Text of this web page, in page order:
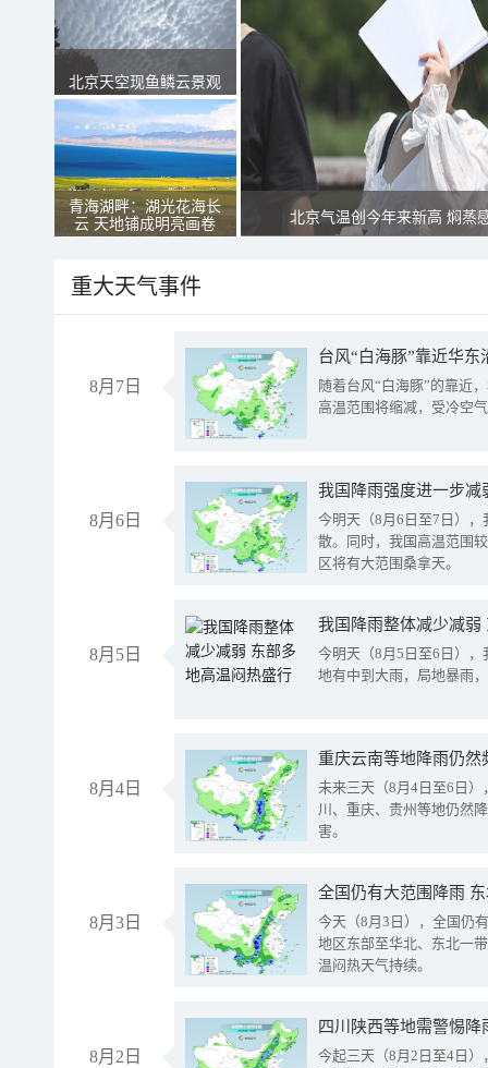
北京天空现鱼鳞云景观
青海湖畔：湖光花海长
云 天地铺成明亮画卷
北京气温创今年来新高 焖蒸
重大天气事件
8月7日
台风“白海豚”靠近华
随着台风“白海豚”的靠近
高温范围将缩减，受冷空
8月6日
今明天（8月6日至7日）
散。同时，我国高温范围
区将有大范围桑拿天。
8月5日
我国降雨整体减少减弱
今明天（8月5日至6日）
地有中到大雨，局地暴雨
8月4日
重庆云南等地降雨仍然
未来三天（8月4日至6日
川、重庆、贵州等地仍然
害。
8月3日
全国仍有大范围降雨
今天（8月3日），全国仍
地区东部至华北、东北一
温闷热天气持续。
8月2日
今起三天（8月2日至4日